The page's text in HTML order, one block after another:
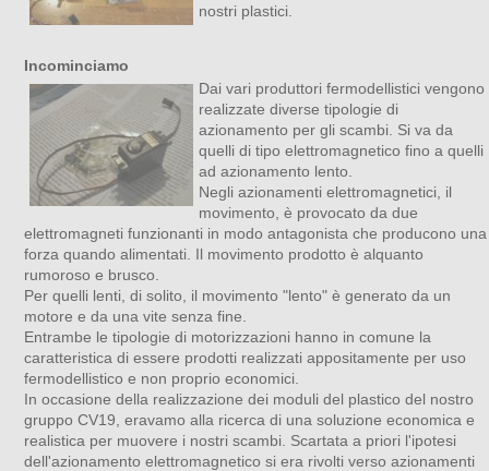
nostri plastici.
Incominciamo
Dai vari produttori fermodellistici vengono
realizzate diverse tipologie di
azionamento per gli scambi. Si va da
quelli di tipo elettromagnetico fino a quelli
ad azionamento lento.
Negli azionamenti elettromagnetici, il
movimento, è provocato da due
elettromagneti funzionanti in modo antagonista che producono una
forza quando alimentati. Il movimento prodotto è alquanto
rumoroso e brusco.
Per quelli lenti, di solito, il movimento "lento" è generato da un
motore e da una vite senza fine.
Entrambe le tipologie di motorizzazioni hanno in comune la
caratteristica di essere prodotti realizzati appositamente per uso
fermodellistico e non proprio economici.
In occasione della realizzazione dei moduli del plastico del nostro
gruppo CV19, eravamo alla ricerca di una soluzione economica e
realistica per muovere i nostri scambi. Scartata a priori l'ipotesi
dell'azionamento elettromagnetico si era rivolti verso azionamenti